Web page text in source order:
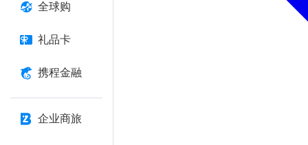
全球购
礼品卡
携程金融
企业商旅